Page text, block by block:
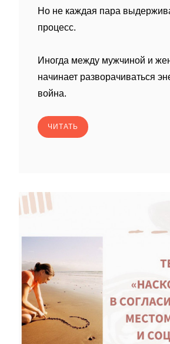
Но не каждая пара
процесс.
Иногда между мужчиной и
начинает разворачиваться
война.
ЧИТАТЬ